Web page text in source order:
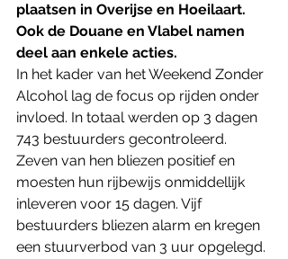
plaatsen in Overijse en Hoeilaart.
Ook de Douane en Vlabel namen
deel aan enkele acties.
In het kader van het Weekend Zonder
Alcohol lag de focus op rijden onder
invloed. In totaal werden op 3 dagen
743 bestuurders gecontroleerd.
Zeven van hen bliezen positief en
moesten hun rijbewijs onmiddellijk
inleveren voor 15 dagen. Vijf
bestuurders bliezen alarm en kregen
een stuurverbod van 3 uur opgelegd.